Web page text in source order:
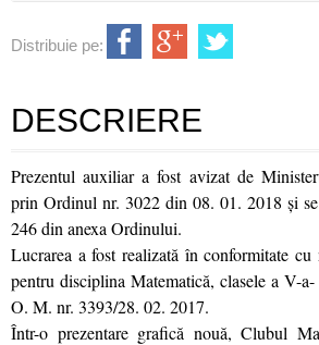
Distribuie pe:
DESCRIERE
Prezentul auxiliar a fost avizat de
prin Ordinul nr. 3022 din 08. 01. 2018 şi se
246 din anexa Ordinului.
Lucrarea a fost realizată în conformitate cu
pentru disciplina Matematică, clasele a V-
O. M. nr. 3393/28. 02. 2017.
Într-o prezentare grafică nouă, Clubul